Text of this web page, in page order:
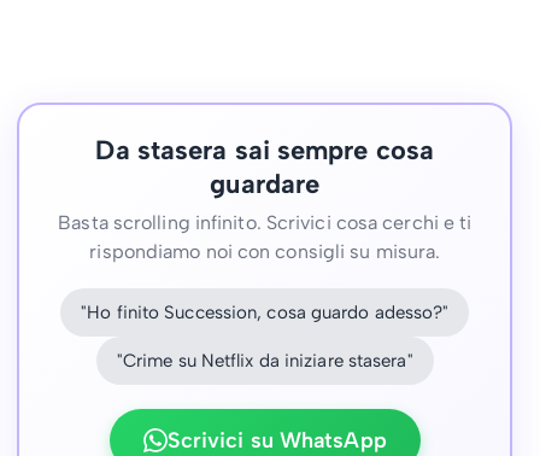
Da stasera sai sempre cosa
guardare
Basta scrolling infinito. Scrivici cosa cerchi e ti
rispondiamo noi con consigli su misura.
"Ho finito Succession, cosa guardo adesso?"
"Crime su Netflix da iniziare stasera"
Scrivici su WhatsApp